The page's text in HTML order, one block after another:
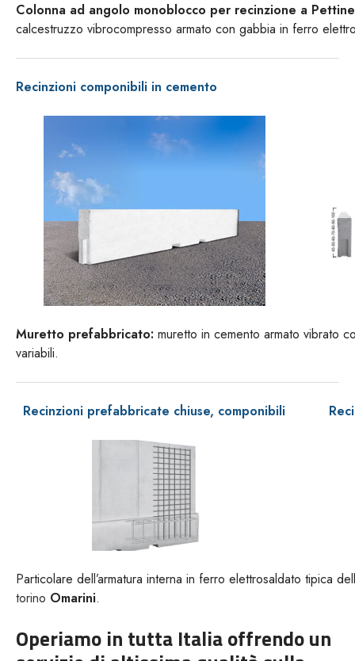
Colonna ad angolo monoblocco per recinzione a
calcestruzzo vibrocompresso armato con gabbia in ferro
Recinzioni componibili in cemento
Muretto prefabbricato: muretto in cemento armato vibrato
variabili.
Recinzioni prefabbricate chiuse, componibili
Particolare dell’armatura interna in ferro elettrosaldato tipica
torino Omarini.
Operiamo in tutta Italia offrendo un